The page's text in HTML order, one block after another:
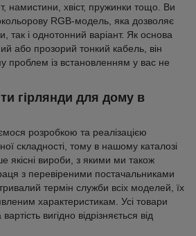
намистини, хвіст, пружинки тощо. Ви
RGB-модель, яка дозволяє
так і однотонний варіант. Як основа
або прозорий тонкий кабель, він
проблем із встановленням у вас не
гірлянди для дому в
розробкою та реалізацією
складності, тому в нашому каталозі
якісні вироби, з якими ми також
з перевіреними постачальниками
термін служби всіх моделей, їх
характеристикам. Усі товари
вигідно відрізняється від